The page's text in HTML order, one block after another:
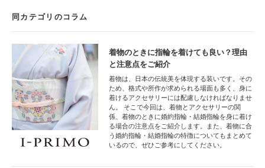
同カテゴリのコラム
着物のときに指輪を着けても良い？理由
と注意点をご紹介
着物は、日本の伝統美を体現する装いです。その
ため、格式や所作が求められる場面も多く、身に
着けるアクセサリーには配慮しなければなりませ
ん。 そこで今回は、着物とアクセサリーの関
係、着物のときに婚約指輪・結婚指輪を身に着け
る場合の注意点をご紹介します。また、着物に合
う婚約指輪・結婚指輪の特徴についてもまとめて
いるので、ぜひご参考にしてください。